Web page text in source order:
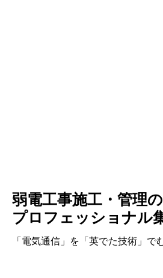
弱電工事施工・管理の
プロフェッショナル
「電気通信」を「英でた技術」で